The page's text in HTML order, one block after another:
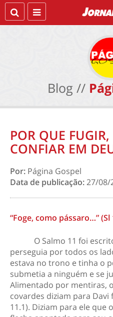
Blog //
POR QUE
CONFIAR EM
Por: Página Gospel
Data de publicação:27/08/
“Foge, como pássaro…”(Sl
O Salmo 11 foi escrito
perseguia por todos os
estava no trono e tinha o
submetia a ninguém e se
Alimentado por mentiras,
covardes diziam para
11.1). Diziam para ele que